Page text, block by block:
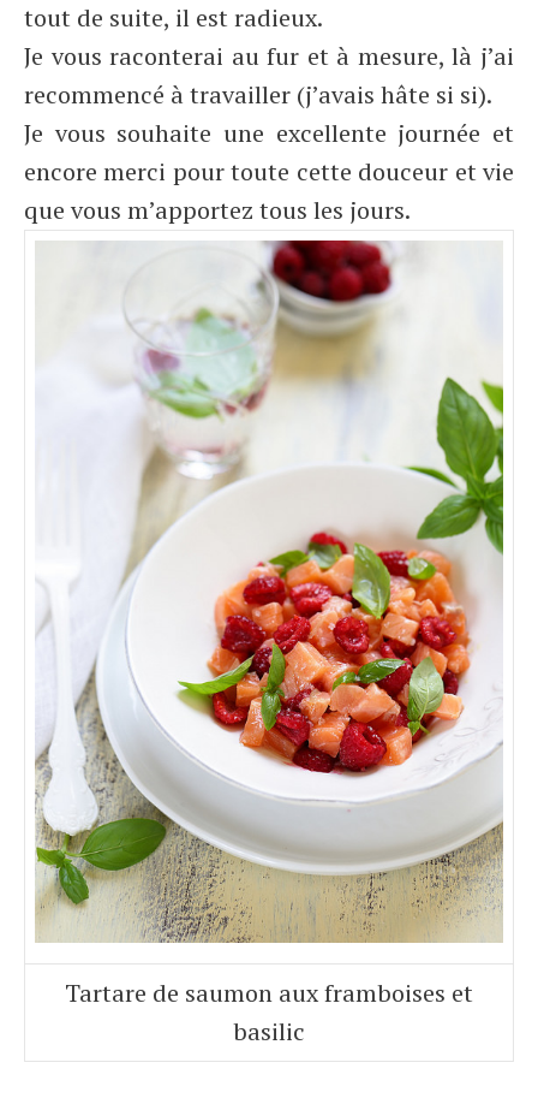
tout de suite, il est radieux.
Je vous raconterai au fur et à mesure, là j’ai
recommencé à travailler (j’avais hâte si si).
Je vous souhaite une excellente journée et
encore merci pour toute cette douceur et vie
que vous m’apportez tous les jours.
Tartare de saumon aux framboises et
basilic